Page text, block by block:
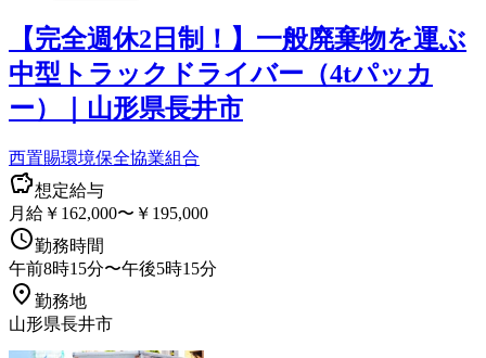
【完全週休2日制！】一般廃棄物を運ぶ
中型トラックドライバー（4tパッカ
ー）｜山形県長井市
西置賜環境保全協業組合
想定給与
月給￥162,000〜￥195,000
勤務時間
午前8時15分〜午後5時15分
勤務地
山形県長井市